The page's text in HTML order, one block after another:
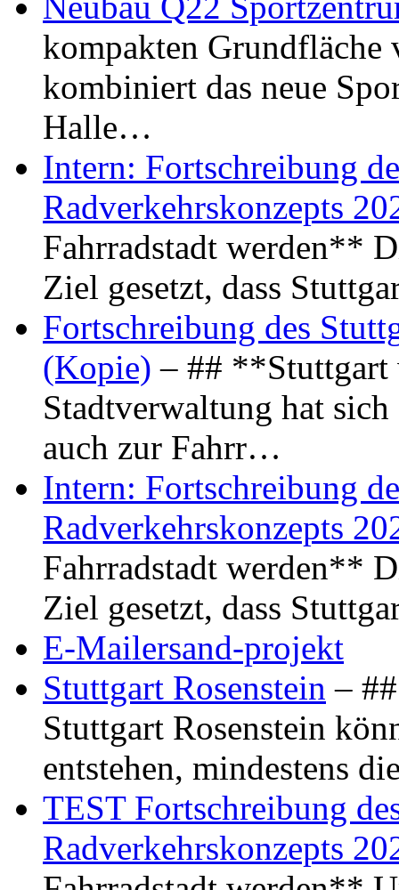
kompakten Grundfläche
kombiniert das neue
Halle…
Intern: Fortschreibung
Radverkehrskonzepts
Fahrradstadt werden**
Ziel gesetzt, dass
Fortschreibung des
(Kopie) – ## **Stuttgart
Stadtverwaltung hat
auch zur Fahrr…
Intern: Fortschreibung
Radverkehrskonzepts
Fahrradstadt werden**
Ziel gesetzt, dass
E-Mailersand-projekt
Stuttgart Rosenstein –
Stuttgart Rosenstein
entstehen, mindestens
TEST Fortschreibung
Radverkehrskonzepts